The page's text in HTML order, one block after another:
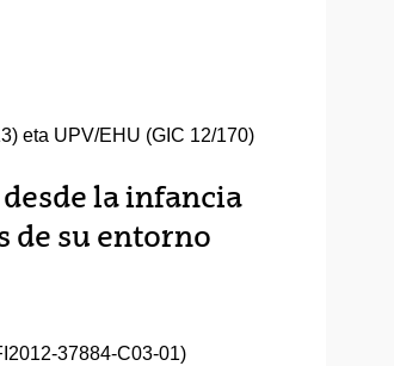
eta UPV/EHU (GIC 12/170)
la infancia
de su entorno
37884-C03-01)